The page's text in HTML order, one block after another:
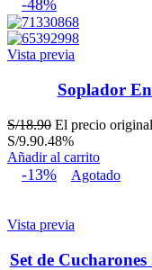
-48%
Vista previa
Soplador
S/18.90 El precio
S/9.90.48%
Añadir al carrito
-13% Agotado
Vista previa
Set de